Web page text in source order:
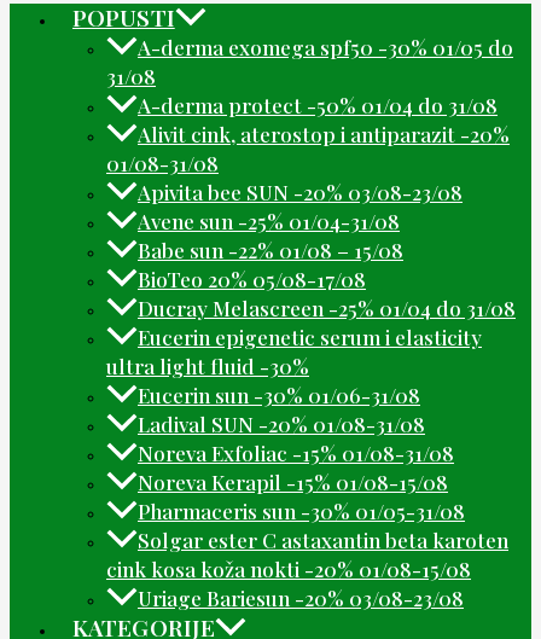
POPUSTI
A-derma exomega spf50 -30% 01/05 do
31/08
A-derma protect -50% 01/04 do 31/08
Alivit cink, aterostop i antiparazit -20%
01/08-31/08
Apivita bee SUN -20% 03/08-23/08
Avene sun -25% 01/04-31/08
Babe sun -22% 01/08 – 15/08
BioTeo 20% 05/08-17/08
Ducray Melascreen -25% 01/04 do 31/08
Eucerin epigenetic serum i elasticity
ultra light fluid -30%
Eucerin sun -30% 01/06-31/08
Ladival SUN -20% 01/08-31/08
Noreva Exfoliac -15% 01/08-31/08
Noreva Kerapil -15% 01/08-15/08
Pharmaceris sun -30% 01/05-31/08
Solgar ester C astaxantin beta karoten
cink kosa koža nokti -20% 01/08-15/08
Uriage Bariesun -20% 03/08-23/08
KATEGORIJE